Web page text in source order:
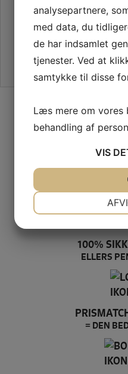
SIKKER HANDEL PÅ
GRATIS
PÅ KUN
100%
ELLERS
= DEN
analysepartnere,
med data, du
de har indsamlet
tjenester. Ved at
samtykke til disse
Læs mere om vores
behandling af
VIS
MARKETING